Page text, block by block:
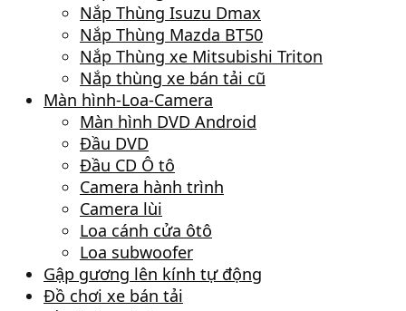
Nắp Thùng Isuzu Dmax
Nắp Thùng Mazda BT50
Nắp Thùng xe Mitsubishi Triton
Nắp thùng xe bán tải cũ
Màn hình-Loa-Camera
Màn hình DVD Android
Đầu DVD
Đầu CD Ô tô
Camera hành trình
Camera lùi
Loa cánh cửa ôtô
Loa subwoofer
Gập gương lên kính tự động
Đồ chơi xe bán tải